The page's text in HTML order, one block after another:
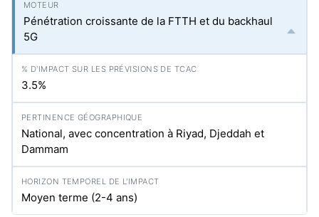
Pénétration croissante de la FTTH et du backhaul
5G
3.5%
National, avec concentration à Riyad, Djeddah et
Dammam
Moyen terme (2-4 ans)